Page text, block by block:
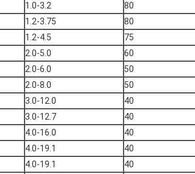
1.0-3.2
80
1.2-3.75
80
1.2-4.5
75
2.0-5.0
60
2.0-6.0
50
2.0-8.0
50
3.0-12.0
40
3.0-12.7
40
4.0-16.0
40
4.0-19.1
40
4.0-19.1
40